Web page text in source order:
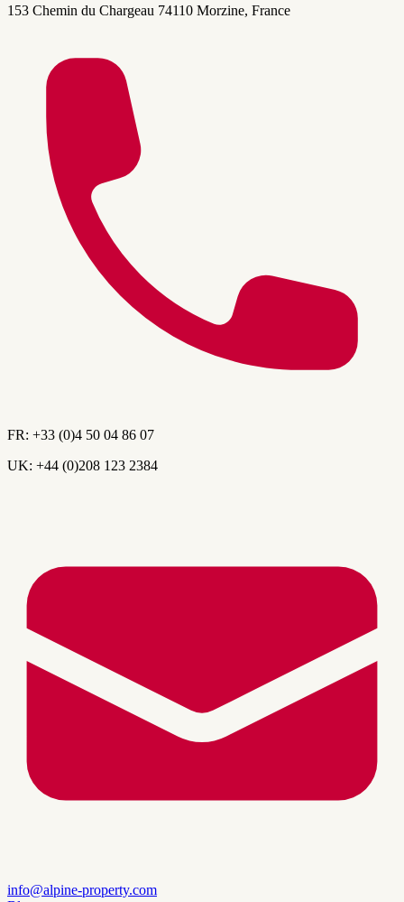
153 Chemin du Chargeau 74110 Morzine, France
FR: +33 (0)4 50 04 86 07
UK: +44 (0)208 123 2384
info@alpine-property.com